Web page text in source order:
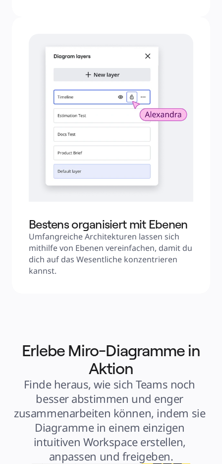
Bestens organisiert mit Ebenen
Umfangreiche Architekturen lassen sich
mithilfe von Ebenen vereinfachen, damit du
dich auf das Wesentliche konzentrieren
kannst.
Erlebe Miro-Diagramme in
Aktion
Finde heraus, wie sich Teams noch
besser abstimmen und enger
zusammenarbeiten können, indem sie
Diagramme in einem einzigen
intuitiven Workspace erstellen,
anpassen und freigeben.